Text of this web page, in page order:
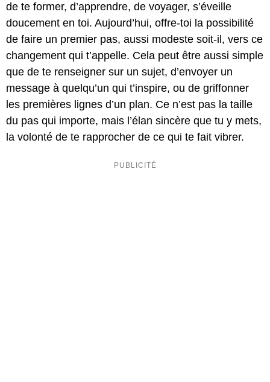
de te former, d’apprendre, de voyager, s’éveille
doucement en toi. Aujourd’hui, offre-toi la possibilité
de faire un premier pas, aussi modeste soit-il, vers ce
changement qui t’appelle. Cela peut être aussi simple
que de te renseigner sur un sujet, d’envoyer un
message à quelqu’un qui t’inspire, ou de griffonner
les premières lignes d’un plan. Ce n’est pas la taille
du pas qui importe, mais l’élan sincère que tu y mets,
la volonté de te rapprocher de ce qui te fait vibrer.